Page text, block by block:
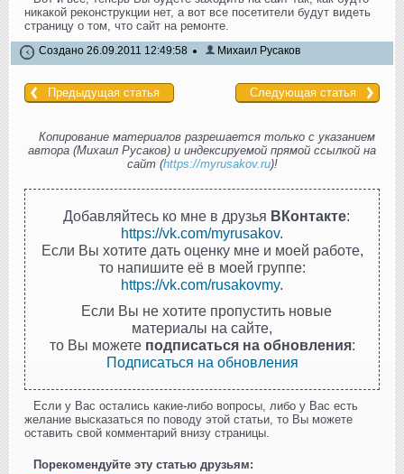
никакой реконструкции нет, а вот все посетители будут видеть
страницу о том, что сайт на ремонте.
Создано 26.09.2011 12:49:58 Михаил Русаков
Предыдущая статья Следующая статья
Копирование материалов разрешается только с указанием
автора (Михаил Русаков) и индексируемой прямой ссылкой на
сайт (https://myrusakov.ru)!
Добавляйтесь ко мне в друзья ВКонтакте:
https://vk.com/myrusakov.
Если Вы хотите дать оценку мне и моей работе,
то напишите её в моей группе:
https://vk.com/rusakovmy.
Если Вы не хотите пропустить новые
материалы на сайте,
то Вы можете подписаться на обновления:
Подписаться на обновления
Если у Вас остались какие-либо вопросы, либо у Вас есть
желание высказаться по поводу этой статьи, то Вы можете
оставить свой комментарий внизу страницы.
Порекомендуйте эту статью друзьям: